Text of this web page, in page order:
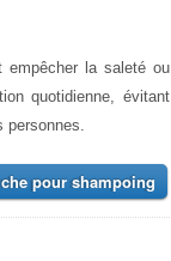
empêcher la saleté ou
quotidienne, évitant
personnes.
pour shampoing